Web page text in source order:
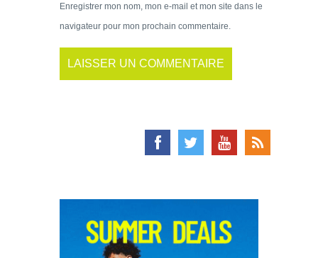
Enregistrer mon nom, mon e-mail et mon site dans le
navigateur pour mon prochain commentaire.